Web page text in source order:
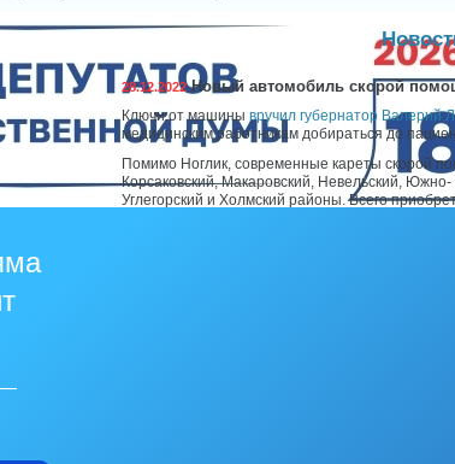
—
28.12.2022Новый автомобиль скорой
Ключи от машины вручил губернатор Валерий
медицинским работникам добираться до
Помимо Ноглик, современные кареты скорой
Корсаковский, Макаровский, Невельский,
Углегорский и Холмский районы. Всего